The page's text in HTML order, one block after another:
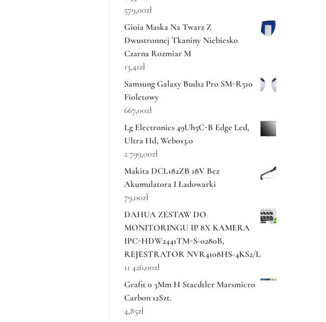
579,00zł
Gioia Maska Na Twarz Z
Dwustronnej Tkaniny Niebiesko
Czarna Rozmiar M
13,41zł
Samsung Galaxy Buds2 Pro SM-R510
Fioletowy
667,00zł
Lg Electronics 49Uh5C-B Edge Led,
Ultra Hd, Webos3.0
2 799,00zł
Makita DCL182ZB 18V Bez
Akumulatora I Ładowarki
79,00zł
DAHUA ZESTAW DO
MONITORINGU IP 8X KAMERA
IPC-HDW2441TM-S-0280B,
REJESTRATOR NVR4108HS-4KS2/L
11 426,00zł
Grafit 0 3Mm H Staedtler Marsmicro
Carbon 12Szt.
4,85zł